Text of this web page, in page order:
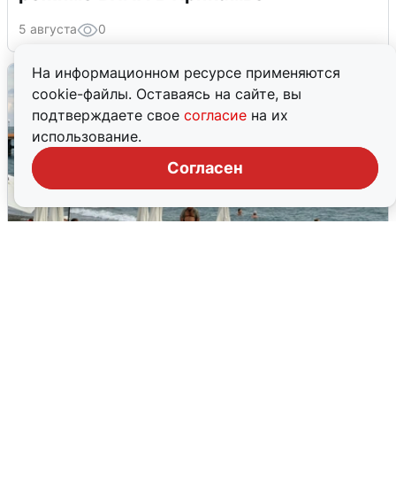
На информационном ресурсе применяются
cookie-файлы. Оставаясь на сайте, вы
подтверждаете свое согласие на их
использование.
Согласен
5 августа 0